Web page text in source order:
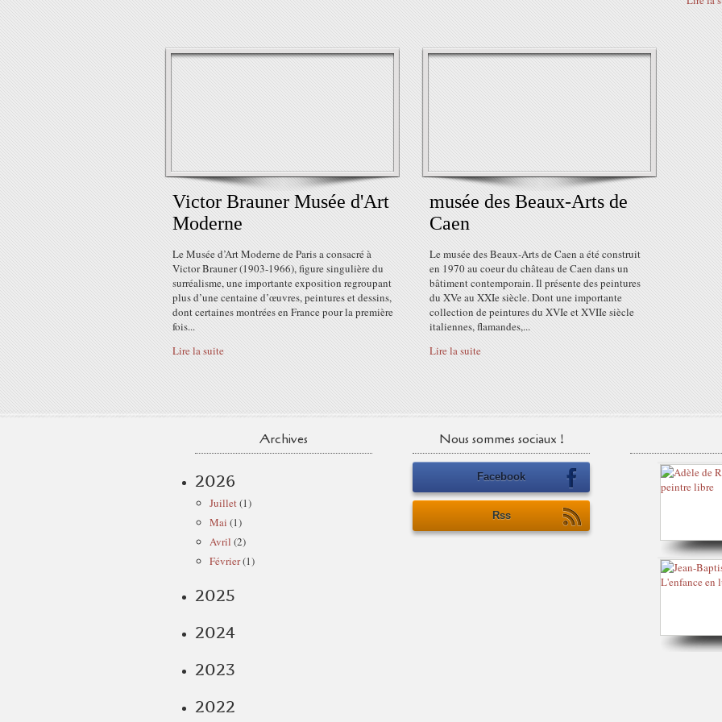
Victor Brauner Musée d'Art
Moderne
Le Musée d’Art Moderne de Paris a consacré à
Victor Brauner (1903-1966), figure singulière du
surréalisme, une importante exposition regroupant
plus d’une centaine d’œuvres, peintures et dessins,
dont certaines montrées en France pour la première
fois...
Lire la suite
musée des Beaux-Arts de
Caen
Le musée des Beaux-Arts de Caen a été construit
en 1970 au coeur du château de Caen dans un
bâtiment contemporain. Il présente des peintures
du XVe au XXIe siècle. Dont une importante
collection de peintures du XVIe et XVIIe siècle
italiennes, flamandes,...
Lire la suite
Archives
2026
Juillet(1)
Mai (1)
Avril (2)
Février(1)
2025
2024
2023
2022
Nous sommes sociaux !
Facebook
Rss